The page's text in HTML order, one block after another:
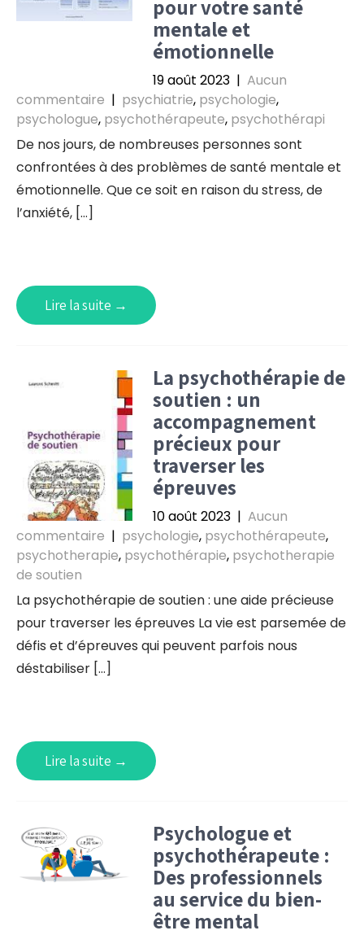
pour votre santé
mentale et
émotionnelle
19 août 2023 | Aucun
commentaire | psychiatrie, psychologie,
psychologue, psychothérapeute, psychothérapi
De nos jours, de nombreuses personnes sont
confrontées à des problèmes de santé mentale et
émotionnelle. Que ce soit en raison du stress, de
l’anxiété, […]
Lire la suite →
La psychothérapie de
soutien : un
accompagnement
précieux pour
traverser les
épreuves
10 août 2023 | Aucun
commentaire | psychologie, psychothérapeute,
psychotherapie, psychothérapie, psychotherapie
de soutien
La psychothérapie de soutien : une aide précieuse
pour traverser les épreuves La vie est parsemée de
défis et d’épreuves qui peuvent parfois nous
déstabiliser […]
Lire la suite →
Psychologue et
psychothérapeute :
Des professionnels
au service du bien-
être mental